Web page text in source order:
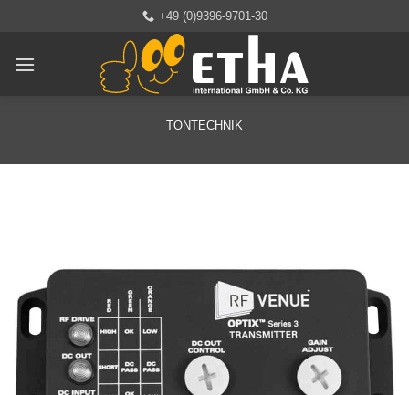
springen
+49 (0)9396-9701-30
TONTECHNIK